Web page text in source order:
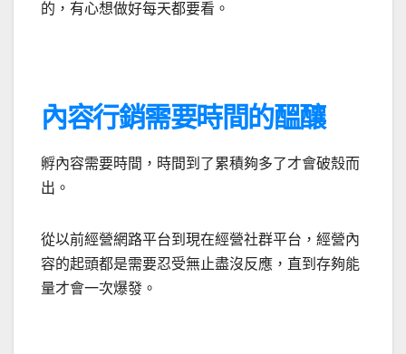
的，有心想做好每天都要看。
內容行銷需要時間的醞釀
孵內容需要時間，時間到了累積夠多了才會破殼而
出。
從以前經營網路平台到現在經營社群平台，經營內
容的起頭都是需要忍受無止盡沒反應，直到存夠能
量才會一次爆發。